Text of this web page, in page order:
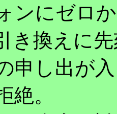
ンにゼロ
き換えに
申し出が
絶。